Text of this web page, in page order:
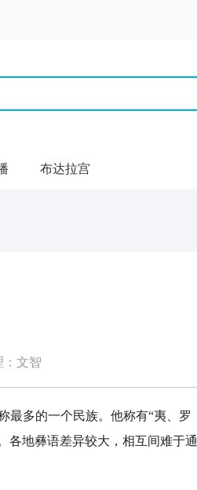
布达拉宫
：文智
多的一个民族。他称有“夷、罗
各地彝语差异较大，相互间难于通